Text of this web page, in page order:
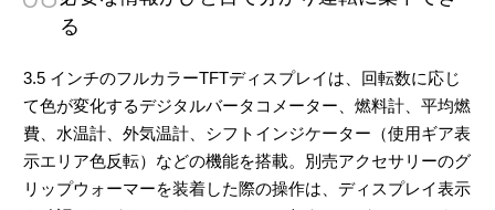
る
3.5 インチのフルカラーTFTディスプレイは、回転数に応じ
て色が変化するデジタルバータコメーター、燃料計、平均燃
費、水温計、外気温計、シフトインジケーター（使用ギア表
示エリア色反転）などの機能を搭載。別売アクセサリーのグ
リップウォーマーを装着した際の操作は、ディスプレイ表示